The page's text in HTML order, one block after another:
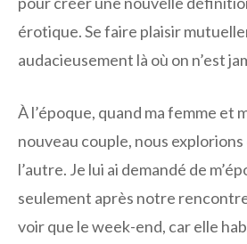
érotique. Se faire plaisir
audacieusement là où on n’est
À l’époque, quand ma femme et
nouveau couple, nous
l’autre. Je lui ai demandé de
seulement après notre
voir que le week-end, car elle